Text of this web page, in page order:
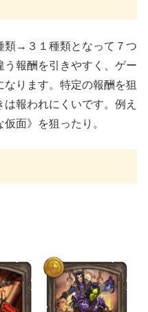
類→３１種類となって７つ
報酬を引きやすく、ゲー
ります。特定の報酬を狙
報われにくいです。例え
面》を狙ったり。